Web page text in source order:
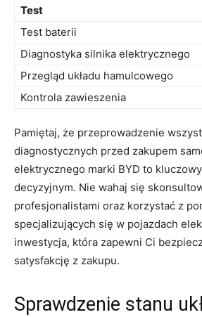
Test
Test baterii
Diagnostyka‌ silnika elektrycznego
Przegląd układu hamulcowego
Kontrola zawieszenia
Pamiętaj, że przeprowadzenie
diagnostycznych przed zakupem
elektrycznego marki​ BYD⁤ to
decyzyjnym. Nie wahaj ‌się‍
‌profesjonalistami oraz korzystać z
specjalizujących⁣ się w pojazdach
inwestycja, ⁢która zapewni Ci
satysfakcję z zakupu.
Sprawdzenie stanu